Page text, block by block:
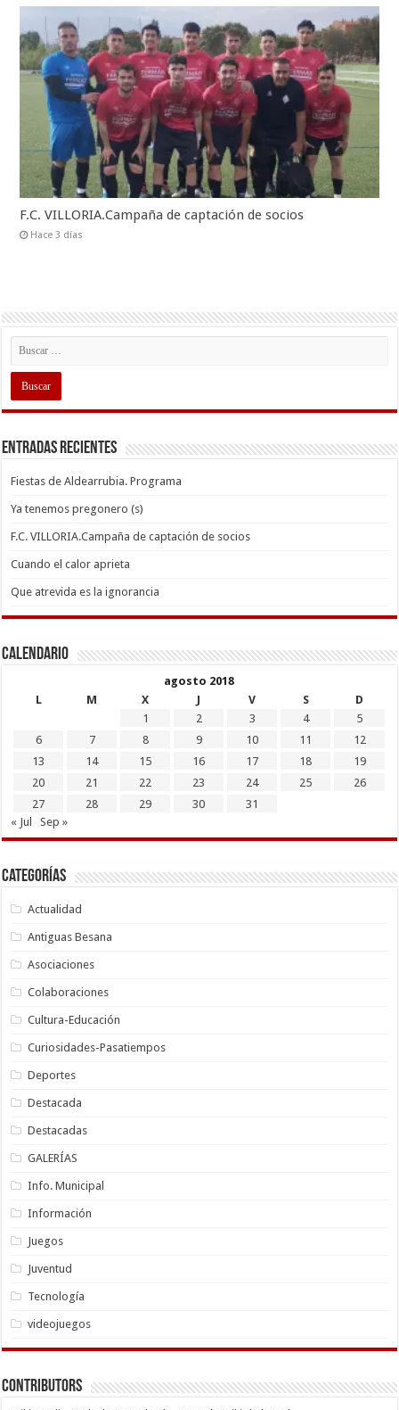
F.C. VILLORIA.Campaña de captación de socios
Hace 3 días
Entradas recientes
Fiestas de Aldearrubia. Programa
Ya tenemos pregonero (s)
F.C. VILLORIA.Campaña de captación de socios
Cuando el calor aprieta
Que atrevida es la ignorancia
Calendario
agosto 2018
L
M X J V S
D
1
2 3 4
5
6
7 8 9 10 11
12
13
14 15 16 17 18
19
20
21 22 23 24 25
26
27
28 29 30
31
« Jul
Sep »
Categorías
Actualidad
Antiguas Besana
Asociaciones
Colaboraciones
Cultura-Educación
Curiosidades-Pasatiempos
Deportes
Destacada
Destacadas
GALERÍAS
Info. Municipal
Información
Juegos
Juventud
Tecnología
videojuegos
Contributors